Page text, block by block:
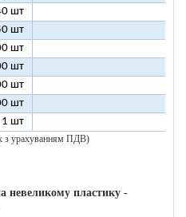
шт
шт
шт
шт
шт
шт
1 шт
з урахуванням ПДВ)
невеликому пластику -